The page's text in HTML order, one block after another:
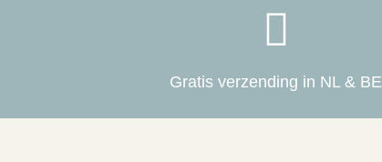

Gratis verzending in NL & BE